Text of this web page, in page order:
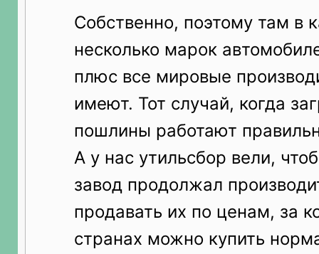
Собственно, поэтому там в
несколько марок
плюс все мировые
имеют. Тот случай, когда
пошлины работают
А у нас утильсбор вели,
завод продолжал
продавать их по ценам, за
странах можно купить